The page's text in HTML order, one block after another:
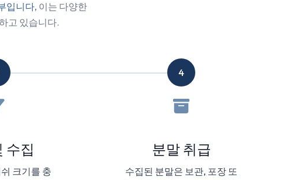
입니다, 이는 다양한
고 있습니다.
수집
크기를 충
4
분말 취급
수집된 분말은 보관, 포장 또